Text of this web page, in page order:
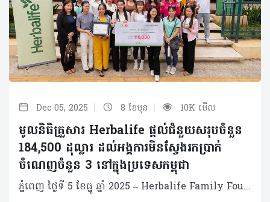
Dec 05, 2025 | 8 ខែមុន | 10K មើល
មូលនិធិគ្រួសារ Herbalife ផ្តល់ជំនួយសរុបចំនួន
184,500 ដុល្លារ ដល់អង្គការមិនស្វែងរកប្រាក់
ចំណេញចំនួន 3 នៅក្នុងប្រទេសកម្ពុជា
ភ្នំពេញ ថ្ងៃទី 5 ខែធ្នូ ឆ្នាំ 2025 – Herbalife Family Foundation (HFF) ជាអង្គការមិនស្វែងរកប្រាក់ចំណេញអន្តរជាតិមួយ ដែលត្រូវបានគាំទ្រដោយអ្នកចែកចាយឯករាជ្យ និងបុគ្គលិក Herbalife បានប្រកាសថា បានផ្តល់ជំនួយចំនួនសរុប 184,500 ដុល្លារ ដល់អង្គការមិនស្វែងរកប្រាក់ចំណេញចំនួន 3 នៅទូទាំងប្រទេសកម្ពុជា។ អង្គការទាំងនេះស្ថិតក្នុងកម្មវិធី Casa Herbalife ដែលជាគម្រោងសំខាន់របស់ HFF ដើម្បីសហការជាមួយអង្គការមូលដ្ឋានក្នុងការផ្តល់អាហារូបត្ថម្ភ​ ការអប់រំ និងបរិយាកាសសុវត្ថិភាពសម្រាប់កុមារ និងគ្រួសារដែលត្រូវការជំនួយ។ “យើងមានមោទនភាពក្នុងការសហការជាមួយអង្គការដ៏អស្ចារ្យដែលកំពុងបង្កើតការផ្លាស់ប្តូរដែលមានអត្ថន័យក្នុងសហគមន៍​របស់ពួកគេ” លោក Thang Vu នាយកគ្រប់គ្រងទូទៅ ក្រុមហ៊ុន Herbalife កម្ពុជា បានមានប្រសាសន៍ដូច្នេះ និងបានបន្ថែមទៀតថា៖ “ជាមួយអ្នកចែកចាយ និងបុគ្គលិក Herbalife យើងកំពុងធ្វើឱ្យមានការផ្លាស់ប្តូរតាមរយៈការជួយកុមារទទួលបានអាហារូបត្ថម្ភ ការអប់រំ និងការគាំទ្រដែលពួកគេត្រូវការ ដើម្បីអភិវឌ្ឍន៍ជីវិត។” អង្គការទទួលបានជំនួយនៅក្នុងប្រទេសកម្ពុជារួមមាន៖ អង្គការ Pour un Sourire d’Enfant (PSE)៖ ជួយកុមារចេញពីភាពក្រីក្រ និងណែនាំពួកគេទៅរកការងារដែលមានកិត្តិយស និងជំនាញ។ គាំទ្រកុមារច្រើនជាង 6,500 នាក់រៀងរាល់ឆ្នាំ បញ្ចប់ការបណ្តុះបណ្តាលវិជ្ជាជីវៈច្រើនជាង 6,000 នាក់ដែលមានការងារដែលមានគុណភាព។ មន្ទីរពេទ្យកុមារអង្គរ (AHC)៖ ផ្តល់សេវាថែទាំសុខភាពកុមារដោយមានមេត្តាករុណា និងគុណភាពខ្ពស់ ការអប់រំ និងសេវាការពារ។ បានផ្តល់សេវាថែទាំដល់កុមារច្រើនលាននាក់ បម្រើអ្នកជំងឺប្រចាំថ្ងៃចំនួន 350​ – 400 នាក់។ អង្គការ Children’s Future International (CFI)៖ ការពារសិទ្ធិកុមារដែលងាយរងគ្រោះ ដើម្បីធានាសុវត្ថិភាព ការអប់រំ និងការផ្តល់អំណាច។ គាំទ្រសិស្សប្រហែល 1,000 នាក់តាមរយៈសេវាសង្គម និងការអប់រំ; បម្រើកុមារនិងគ្រួសារដែលមានហានិភ័យច្រើនជាង 300។ ឆ្នាំនេះ HFF បានផ្តល់ជំនួយសរុបចំនួន 5 លានដុល្លារ ក្នុងកម្មវិធី Casa Herbalife ដល់អង្គការមិនស្វែងរកប្រាក់ចំណេញចំនួន 165 កន្លែង នៅក្នុង 60 ប្រទេស និងតំបន់។ ជំនួយទាំងនេះ អាចប្រព្រឹត្តទៅបានដោយសារការបរិច្ចាគរបស់អ្នកចែកចាយ Herbalife និងបុគ្គលិក Herbalife ដែលមានការប្តេជ្ញាចិត្តក្នុងការគាំទ្រកម្មវិធីដែលដឹកនាំដោយសហគមន៍ ដើម្បីពង្រឹងសហគមន៍ និងធ្វើឱ្យជីវិតប្រសើរឡើង។ ថវិកានេះរំពឹងថា នឹងអាចជួយកុមារច្រើនជាង 200,000 នាក់នៅទូទាំងពិភពលោក។ តាំងពីបានបង្កើតឡើងនៅឆ្នាំ 1994 HFF បានចំណាយលើសពី 60 លានដុល្លារ ដើម្បីគាំទ្រអង្គការមិនស្វែងរកប្រាក់ចំណេញនៅទូទាំងពិភពលោក ដើម្បីធានាថា កុមារ និងគ្រួសារទទួលបានអាហារូបត្ថម្ភ ការអប់រំ និងធនធានដែលចាំបាច់សម្រាប់ការរីកចម្រើន។ អំពី Herbalife Family Foundation Herbalife Family Foundation (HFF) គឺជាអង្គការមិនស្វែងរកប្រាក់ចំណេញអន្តរជាតិ 501(c)(3) ដែលបានគាំទ្រដោយអ្នកចែកចាយឯករាជ្យ និងបុគ្គលិក Herbalife។ បែបបទនៃការបង្កើតដោយ Mark Hughes ស្ថាបនិកក្រុមហ៊ុន Herbalife គឺ ដើម្បីជួយសហគមន៍ដែលខ្វះខាត។ HFF គាំទ្រកម្មវិធីផ្លាស់ប្តូរជីវិតដែល ផ្តោតលើសុខុមាលភាពកុមារតាម​រយៈអាហារូបត្ថម្ភ និងការអប់រំ។ តាំងពីឆ្នាំ 1994 មក HFF បានចំណាយលើសពី 60 លានដុល្លារដើម្បីគាំទ្រអង្គការមិនស្វែងរកប្រាក់ចំណេញនៅទូទាំងពិភពលោក និងចូលរួមក្នុងការជួយសង្គ្រោះពេលមានគ្រោះធម្មជាតិ។ សម្រាប់ព័ត៌មានបន្ថែម សូមចូលទៅកាន់ herbalifefamilyfoundation.org និងតាមដានយើងនៅ Instagram និង Facebook @Herbalifefamilyfoundation។ អំពីក្រុមហ៊ុន Herbalife ក្រុមហ៊ុន Herbalife (NYSE: HLF) គឺជាក្រុមហ៊ុនសុខភាព និងសុខុមាលភាពឈានមុខគេ និងជាសហគមន៍ដែលកំពុងផ្លាស់ប្តូរជីវិតរបស់មនុស្សជាមួយនឹងផលិតផលអាហារូបត្ថម្ភដ៏អស្ចារ្យ និងជាឱកាសអាជីវកម្មសម្រាប់សមាជិកឯករាជ្យរបស់ខ្លួនចាប់តាំងពីឆ្នាំ 1980។ ក្រុមហ៊ុនផ្តល់ជូននូវផលិតផលដែលគាំទ្រដោយវិទ្យាសាស្រ្តដល់អ្នកប្រើប្រាស់នៅក្នុងទីផ្សារជាង 90។ តាមរយៈសមាជិកឯករាជ្យដែលផ្តល់ជូននូវការបណ្តុះបណ្តាលមួយទល់មួយ និងផ្តល់ការគាំទ្រសហគមន៍ដោយបំផុសគំនិតឱ្យអតិថិជនប្រកាន់ខ្ជាប់នូវរបៀបរស់នៅដែលមានភាពសកម្ម។